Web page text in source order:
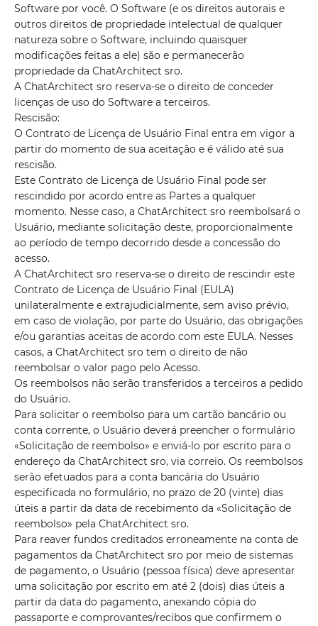
Software por você. O Software (e os direitos autorais e
outros direitos de propriedade intelectual de qualquer
natureza sobre o Software, incluindo quaisquer
modificações feitas a ele) são e permanecerão
propriedade da ChatArchitect sro.
A ChatArchitect sro reserva-se o direito de conceder
licenças de uso do Software a terceiros.
Rescisão:
O Contrato de Licença de Usuário Final entra em vigor a
partir do momento de sua aceitação e é válido até sua
rescisão.
Este Contrato de Licença de Usuário Final pode ser
rescindido por acordo entre as Partes a qualquer
momento. Nesse caso, a ChatArchitect sro reembolsará o
Usuário, mediante solicitação deste, proporcionalmente
ao período de tempo decorrido desde a concessão do
acesso.
A ChatArchitect sro reserva-se o direito de rescindir este
Contrato de Licença de Usuário Final (EULA)
unilateralmente e extrajudicialmente, sem aviso prévio,
em caso de violação, por parte do Usuário, das obrigações
e/ou garantias aceitas de acordo com este EULA. Nesses
casos, a ChatArchitect sro tem o direito de não
reembolsar o valor pago pelo Acesso.
Os reembolsos não serão transferidos a terceiros a pedido
do Usuário.
Para solicitar o reembolso para um cartão bancário ou
conta corrente, o Usuário deverá preencher o formulário
«Solicitação de reembolso» e enviá-lo por escrito para o
endereço da ChatArchitect sro, via correio. Os reembolsos
serão efetuados para a conta bancária do Usuário
especificada no formulário, no prazo de 20 (vinte) dias
úteis a partir da data de recebimento da «Solicitação de
reembolso» pela ChatArchitect sro.
Para reaver fundos creditados erroneamente na conta de
pagamentos da ChatArchitect sro por meio de sistemas
de pagamento, o Usuário (pessoa física) deve apresentar
uma solicitação por escrito em até 2 (dois) dias úteis a
partir da data do pagamento, anexando cópia do
passaporte e comprovantes/recibos que confirmem o